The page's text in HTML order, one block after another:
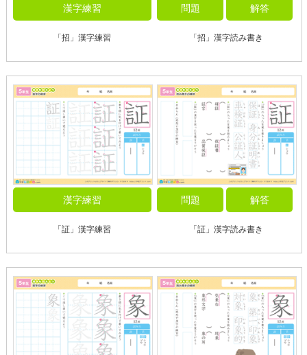
漢字練習
「招」漢字練習
問題 解答
「招」漢字読み書き
漢字練習
「証」漢字練習
問題 解答
「証」漢字読み書き